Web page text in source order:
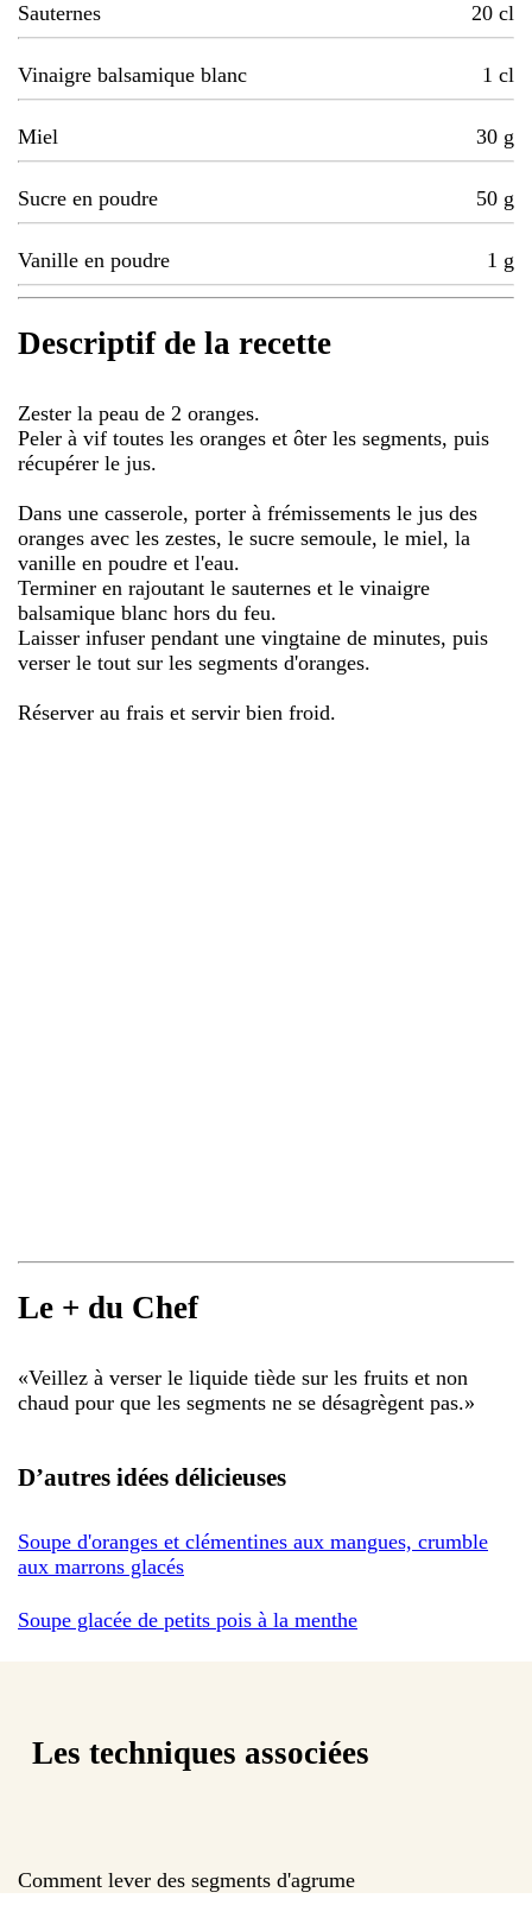
Sauternes 20 cl
Vinaigre balsamique blanc 1 cl
Miel 30 g
Sucre en poudre 50 g
Vanille en poudre 1 g
Descriptif de la recette
Zester la peau de 2 oranges.
Peler à vif toutes les oranges et ôter les segments, puis
récupérer le jus.
Dans une casserole, porter à frémissements le jus des
oranges avec les zestes, le sucre semoule, le miel, la
vanille en poudre et l'eau.
Terminer en rajoutant le sauternes et le vinaigre
balsamique blanc hors du feu.
Laisser infuser pendant une vingtaine de minutes, puis
verser le tout sur les segments d'oranges.
Réserver au frais et servir bien froid.
Le + du Chef
«Veillez à verser le liquide tiède sur les fruits et non
chaud pour que les segments ne se désagrègent pas.»
D’autres idées délicieuses
Soupe d'oranges et clémentines aux mangues, crumble
aux marrons glacés
Soupe glacée de petits pois à la menthe
Les techniques associées
Comment lever des segments d'agrume